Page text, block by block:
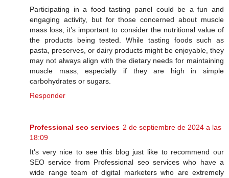
Participating in a food tasting panel could be a fun and
engaging activity, but for those concerned about muscle
mass loss, it’s important to consider the nutritional value of
the products being tested. While tasting foods such as
pasta, preserves, or dairy products might be enjoyable, they
may not always align with the dietary needs for maintaining
muscle mass, especially if they are high in simple
carbohydrates or sugars.
Responder
Professional seo services 2 de septiembre de 2024 a las
18:09
It's very nice to see this blog just like to recommend our
SEO service from Professional seo services who have a
wide range team of digital marketers who are extremely